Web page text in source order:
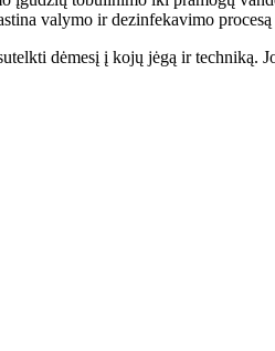
valymo ir dezinfekavimo
dėmesį į kojų jėgą ir